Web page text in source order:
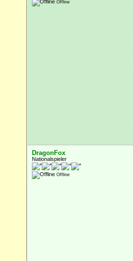
Offline
DragonFox
Nationalspieler
Offline